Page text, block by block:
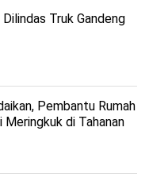
Truk Gandeng
Pembantu Rumah
Meringkuk di Tahanan